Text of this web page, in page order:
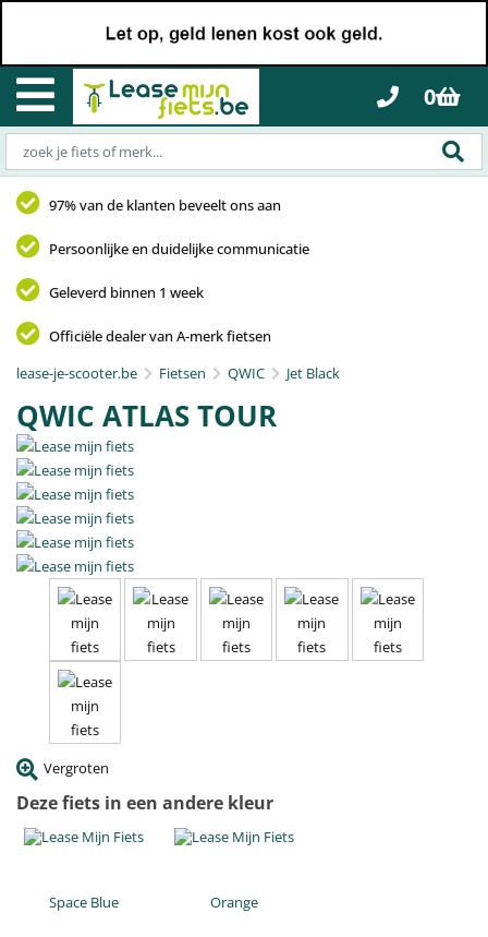
0
97% van de klanten beveelt ons aan
Persoonlijke en duidelijke communicatie
Geleverd binnen 1 week
Officiële dealer van A-merk fietsen
lease-je-scooter.be
Fietsen QWIC Jet Black
QWIC ATLAS TOUR
Vergroten
Deze fiets in een andere kleur
Space Blue Orange